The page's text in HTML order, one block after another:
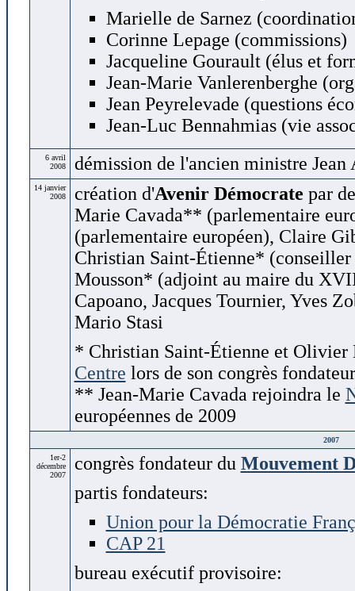
Marielle de Sarnez
Corinne Lepage (commissions)
Jacqueline Gourault (élus et
Jean-Marie Vanlerenberghe
Jean Peyrelevade (questions
Jean-Luc Bennahmias (vie
6 avril
2008
démission de l'ancien ministre Jean
14 janvier
2008
création d'Avenir Démocrate par
Marie Cavada** (parlementaire
(parlementaire européen), Claire
Christian Saint-Étienne*
Mousson* (adjoint au maire du
Capoano, Jacques Tournier, Yves
Mario Stasi
* Christian Saint-Étienne et
Centre lors de son congrès fondateur
** Jean-Marie Cavada rejoindra le
européennes de 2009
2007
1er-2
décembre
2007
congrès fondateur du Mouvement
partis fondateurs:
Union pour la Démocratie
CAP 21
bureau exécutif provisoire: